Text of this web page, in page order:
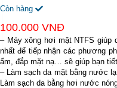
Còn hàng
100.000 VNĐ
– Máy xông hơi mặt NTFS giúp
nhất để tiếp nhận các phương
ẩm, đắp mặt nạ… sẽ giúp bạn
– Làm sạch da mặt bằng nước
Làm sạch da bằng hơi nước